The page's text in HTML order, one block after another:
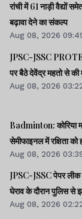
रांची में 61 नाड़ी वैद्यों
बढ़ावा देने का संकल्प
Aug 08, 2026
JPSC-JSSC
पर बैठे देवेंद्र महतो से की
Aug 08, 2026
Badminton: कोरिया
सेमीफाइनल में रक्षिता को
Aug 08, 2026
JPSC-JSSC पेपर लीक
घेराव के दौरान पुलिस से
Aug 08, 2026